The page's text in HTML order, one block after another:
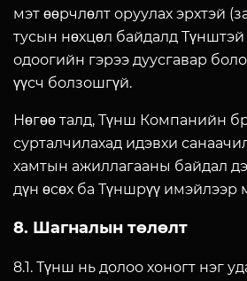
мэт өөрчлөлт оруулах эрхтэй
тусын нөхцөл байдалд Түнштэй
одоогийн гэрээ дуусгавар
үүсч болзошгүй.
Нөгөө талд, Түнш Компанийн
сурталчилахад идэвхи
хамтын ажиллагааны байдал
дүн өсөх ба Түншрүү имэйлээр
8. Шагналын төлөлт
8.1. Түнш нь долоо хоногт нэг